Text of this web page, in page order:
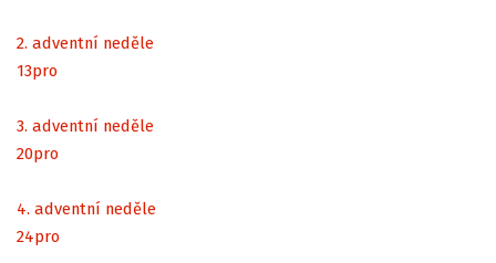
2. adventní neděle
13pro
3. adventní neděle
20pro
4. adventní neděle
24pro